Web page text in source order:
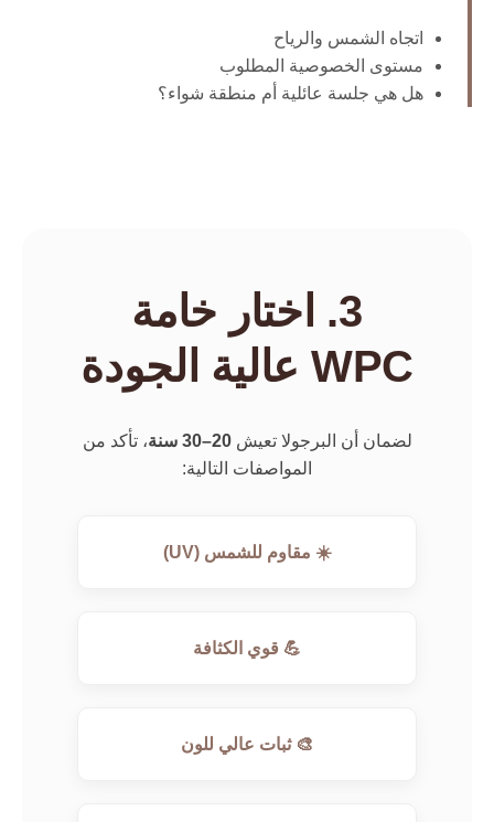
اتجاه الشمس والرياح
مستوى الخصوصية المطلوب
هل هي جلسة عائلية أم منطقة شواء؟
3. اختار خامة
WPC عالية الجودة
لضمان أن البرجولا تعيش20–30 سنة
، تأكد من
المواصفات التالية:
☀️ مقاوم للشمس (UV)
💪 قوي الكثافة
🎨 ثبات عالي للون